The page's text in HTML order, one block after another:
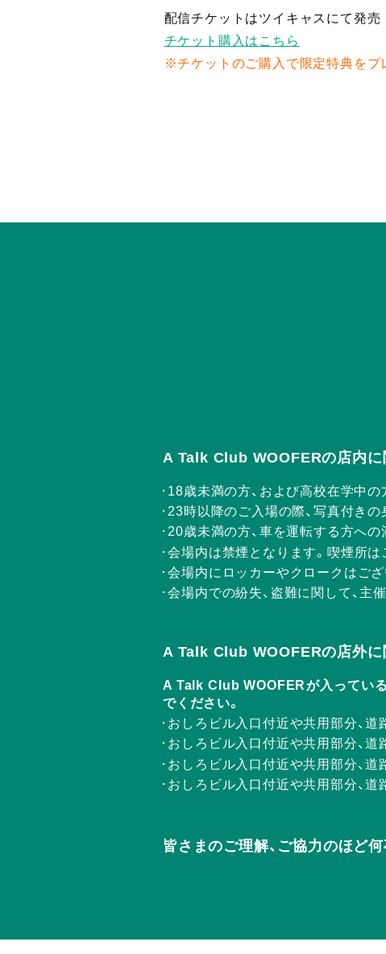
配信チケットはツイキャスにて発売
チケット購入はこちら
※チケットのご購入で限定特典をプ
A Talk Club WOOFERの店内に
18歳未満の方、および高校在学中
23時以降のご入場の際、写真付きの
20歳未満の方、車を運転する方への
会場内は禁煙となります。喫煙所は
会場内にロッカーやクロークはご
会場内での紛失、盗難に関して、主
A Talk Club WOOFERの店外に
A Talk Club WOOFERが入ってい
でください。
おしろビル入口付近や共用部分、道
おしろビル入口付近や共用部分、道
おしろビル入口付近や共用部分、
おしろビル入口付近や共用部分、道
皆さまのご理解、ご協力のほど